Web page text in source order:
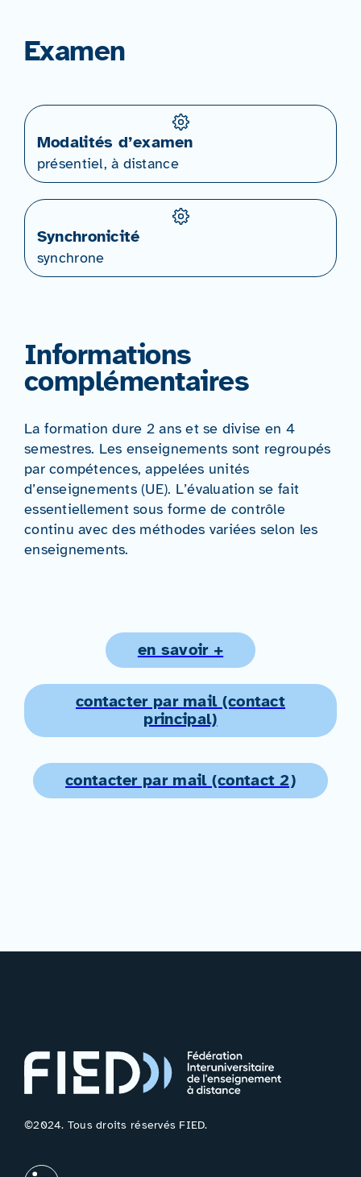
Examen
Modalités d’examen
présentiel, à distance
Synchronicité
synchrone
Informations
complémentaires
La formation dure 2 ans et se divise en 4
semestres. Les enseignements sont regroupés
par compétences, appelées unités
d’enseignements (UE). L’évaluation se fait
essentiellement sous forme de contrôle
continu avec des méthodes variées selon les
enseignements.
en savoir +
contacter par mail (contact
principal)
contacter par mail (contact 2)
©2024. Tous droits réservés FIED.